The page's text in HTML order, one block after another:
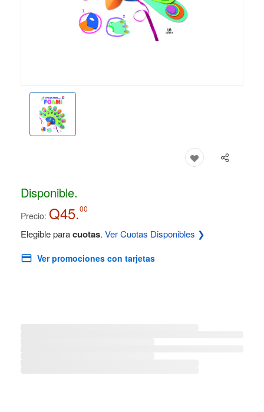
Disponible.
Precio: Q45.00
Elegible paracuotas. Ver Cuotas Disponibles ❯
Ver promociones con tarjetas